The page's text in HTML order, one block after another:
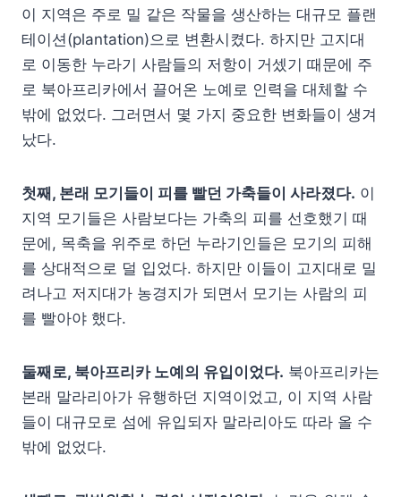
이 지역은 주로 밀 같은 작물을 생산하는 대규모 플랜
테이션(plantation)으로 변환시켰다. 하지만 고지대
로 이동한 누라기 사람들의 저항이 거셌기 때문에 주
로 북아프리카에서 끌어온 노예로 인력을 대체할 수
밖에 없었다. 그러면서 몇 가지 중요한 변화들이 생겨
났다.
첫째, 본래 모기들이 피를 빨던 가축들이 사라졌다. 이
지역 모기들은 사람보다는 가축의 피를 선호했기 때
문에, 목축을 위주로 하던 누라기인들은 모기의 피해
를 상대적으로 덜 입었다. 하지만 이들이 고지대로 밀
려나고 저지대가 농경지가 되면서 모기는 사람의 피
를 빨아야 했다.
둘째로, 북아프리카 노예의 유입이었다. 북아프리카는
본래 말라리아가 유행하던 지역이었고, 이 지역 사람
들이 대규모로 섬에 유입되자 말라리아도 따라 올 수
밖에 없었다.